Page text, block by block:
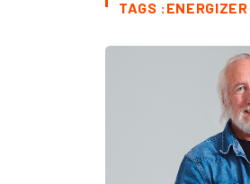
TAGS :ENERGIZER